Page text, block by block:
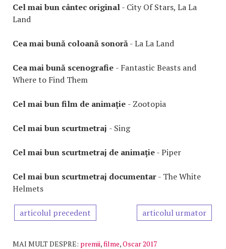
Cel mai bun cântec original- City Of Stars, La La
Land
Cea mai bună coloană sonoră- La La Land
Cea mai bună scenografie - Fantastic Beasts and
Where to Find Them
Cel mai bun film de animație - Zootopia
Cel mai bun scurtmetraj - Sing
Cel mai bun scurtmetraj de animație- Piper
Cel mai bun scurtmetraj documentar- The White
Helmets
articolul precedent articolul urmator
MAI MULT DESPRE: premii,filme,Oscar 2017